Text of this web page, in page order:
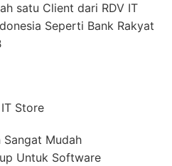
satu Client dari RDV IT
Seperti Bank Rakyat
Store
Sangat Mudah
Untuk Software